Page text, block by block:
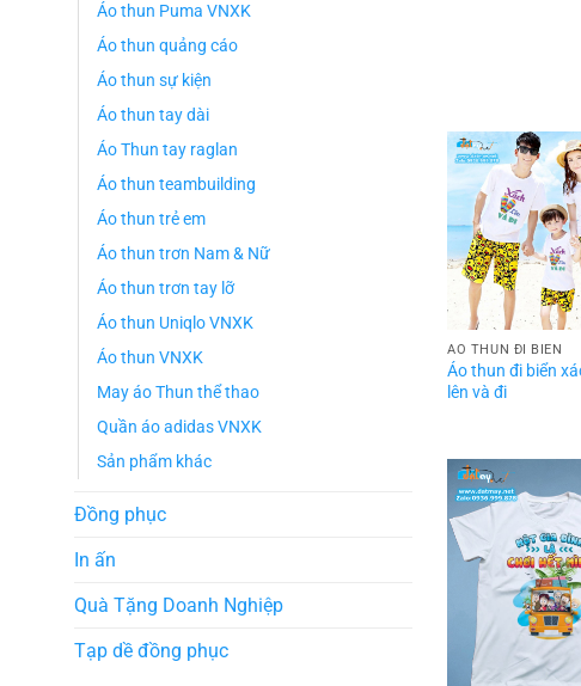
Áo thun Puma VNXK
Áo thun quảng cáo
Áo thun sự kiện
Áo thun tay dài
Áo Thun tay raglan
Áo thun teambuilding
Áo thun trẻ em
Áo thun trơn Nam & Nữ
Áo thun trơn tay lỡ
Áo thun Uniqlo VNXK
Áo thun VNXK
May áo Thun thể thao
Quần áo adidas VNXK
Sản phẩm khác
Đồng phục
In ấn
Quà Tặng Doanh Nghiệp
Tạp dề đồng phục
ÁO THUN ĐI BIỂN
Áo thun đi biển
lên và đi